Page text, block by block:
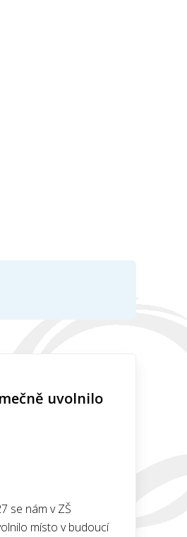
uvolnilo
se nám v ZŠ
místo v budoucí